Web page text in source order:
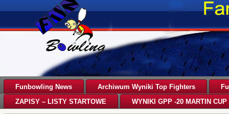
Funbowling News Archiwum Wyniki Top Fighters
ZAPISY – LISTY STARTOWE
WYNIKI GPP -20 MARTIN CUP